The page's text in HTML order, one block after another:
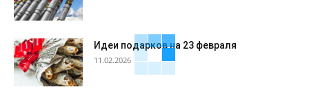
Идеи подарков на 23 февраля
11.02.2026